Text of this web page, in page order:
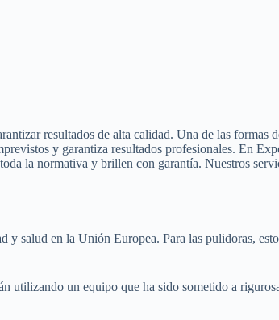
resultados de alta calidad. Una de las
y garantiza resultados profesionales. En
la normativa y brillen con garantía. Nuestros
salud en la Unión Europea. Para las pulidoras,
utilizando un equipo que ha sido sometido a